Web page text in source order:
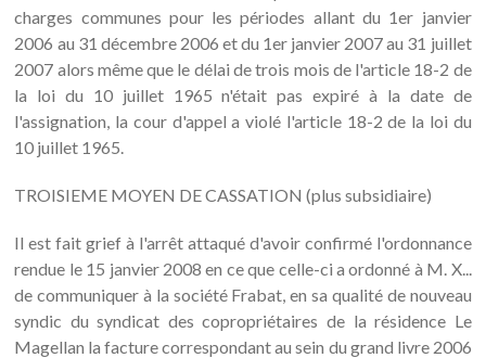
charges communes pour les périodes allant du 1er janvier
2006 au 31 décembre 2006 et du 1er janvier 2007 au 31 juillet
2007 alors même que le délai de trois mois de l'article 18-2 de
la loi du 10 juillet 1965 n'était pas expiré à la date de
l'assignation, la cour d'appel a violé l'article 18-2 de la loi du
10 juillet 1965.
TROISIEME MOYEN DE CASSATION (plus subsidiaire)
Il est fait grief à l'arrêt attaqué d'avoir confirmé l'ordonnance
rendue le 15 janvier 2008 en ce que celle-ci a ordonné à M. X...
de communiquer à la société Frabat, en sa qualité de nouveau
syndic du syndicat des copropriétaires de la résidence Le
Magellan la facture correspondant au sein du grand livre 2006